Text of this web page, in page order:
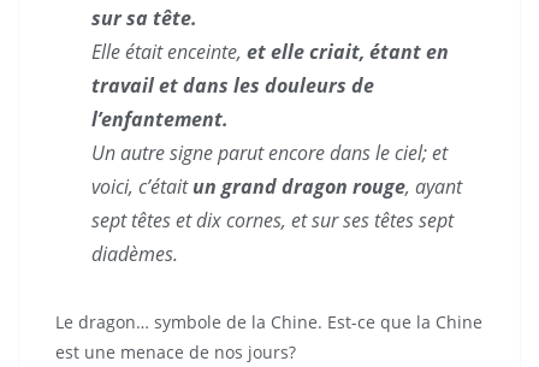
sur sa tête.
Elle était enceinte, et elle criait, étant en
travail et dans les douleurs de
l’enfantement.
Un autre signe parut encore dans le ciel; et
voici, c’étaitun grand dragon rouge, ayant
sept têtes et dix cornes, et sur ses têtes sept
diadèmes.
Le dragon… symbole de la Chine. Est-ce que la Chine
est une menace de nos jours?